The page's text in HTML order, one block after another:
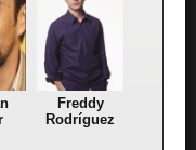
Freddy
Rodríguez